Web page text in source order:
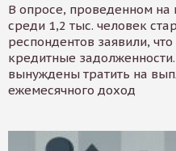
В опросе, проведенном на
среди 1,2 тыс. человек
респондентов заявили,
кредитные
вынуждены тратить на
ежемесячного доход